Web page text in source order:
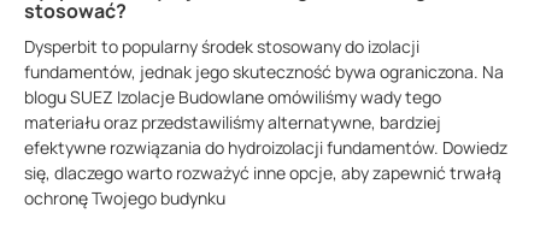
stosować?
Dysperbit to popularny środek stosowany do izolacji
fundamentów, jednak jego skuteczność bywa ograniczona. Na
blogu SUEZ Izolacje Budowlane omówiliśmy wady tego
materiału oraz przedstawiliśmy alternatywne, bardziej
efektywne rozwiązania do hydroizolacji fundamentów. Dowiedz
się, dlaczego warto rozważyć inne opcje, aby zapewnić trwałą
ochronę Twojego budynku